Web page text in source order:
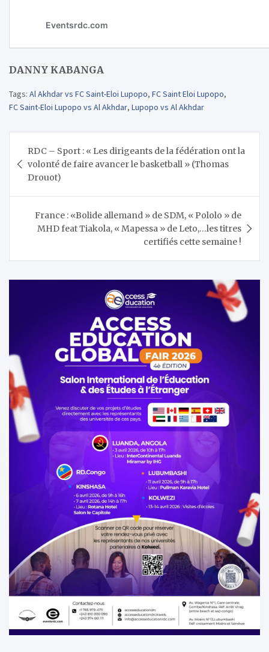
DANNY KABANGA
Tags: Al Akhdar vs FC Saint-Eloi Lupopo, FC Saint Eloi Lupopo,
FC Saint-Eloi Lupopo vs Al Akhdar, Lupopo vs Al Akhdar
de
l’article
RDC – Sport : « Les dirigeants de la fédération ont la
volonté de faire avancer le basketball » (Thomas
Drouot)
France : «Bolide allemand » de SDM, « Pololo » de
MHD feat Tiakola, « Mapessa » de Leto,…les titres
certifiés cette semaine !